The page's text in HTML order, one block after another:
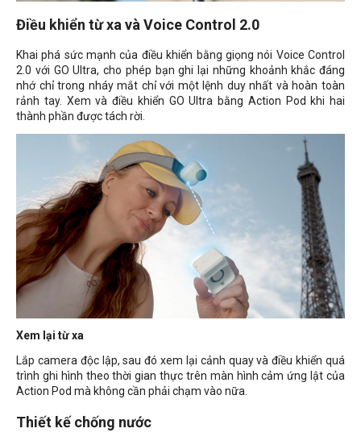
Điều khiển từ xa và Voice Control 2.0
Khai phá sức mạnh của điều khiển bằng giọng nói Voice Control
2.0 với GO Ultra, cho phép bạn ghi lại những khoảnh khắc đáng
nhớ chỉ trong nháy mắt chỉ với một lệnh duy nhất và hoàn toàn
rảnh tay. Xem và điều khiển GO Ultra bằng Action Pod khi hai
thành phần được tách rời.
Xem lại từ xa
Lắp camera độc lập, sau đó xem lại cảnh quay và điều khiển quá
trình ghi hình theo thời gian thực trên màn hình cảm ứng lật của
Action Pod mà không cần phải chạm vào nữa.
Thiết kế chống nước